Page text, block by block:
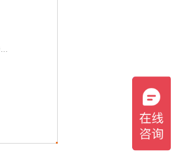
PE热缩套管与PVC热缩套管哪